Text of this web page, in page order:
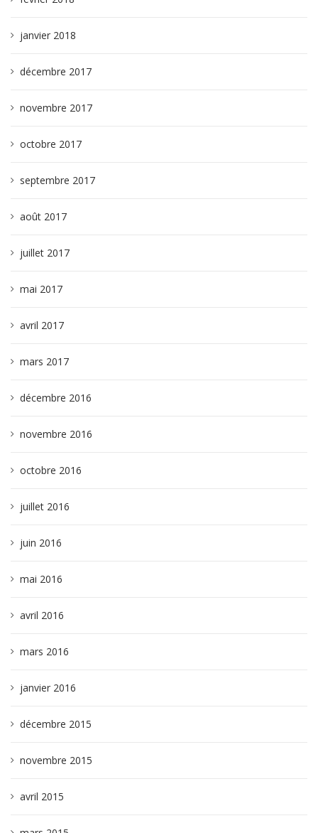
janvier 2018
décembre 2017
novembre 2017
octobre 2017
septembre 2017
août 2017
juillet 2017
mai 2017
avril 2017
mars 2017
décembre 2016
novembre 2016
octobre 2016
juillet 2016
juin 2016
mai 2016
avril 2016
mars 2016
janvier 2016
décembre 2015
novembre 2015
avril 2015